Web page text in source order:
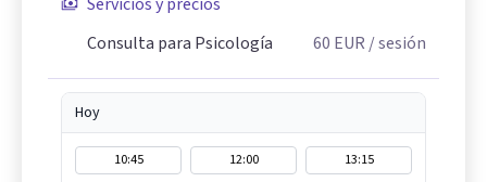
Consulta para Psicología
60 EUR / sesión
Hoy
10:45 12:00
13:15